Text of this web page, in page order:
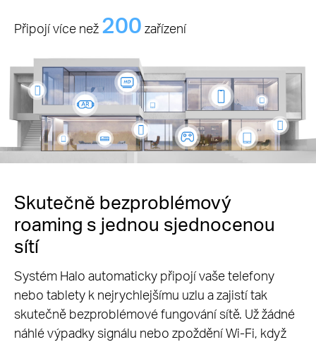
Připojí více než 200 zařízení
Skutečně bezproblémový
roaming s jednou sjednocenou
sítí
Systém Halo automaticky připojí vaše telefony
nebo tablety k nejrychlejšímu uzlu a zajistí tak
skutečně bezproblémové fungování sítě. Už žádné
náhlé výpadky signálu nebo zpoždění Wi-Fi, když